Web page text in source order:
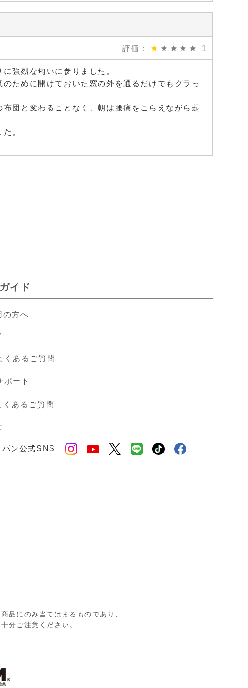
評価： 1
強烈な匂いに参りました。
ために開けておいた窓の外を通るだけでもクラっ
団と変わることなく、朝は腰痛をこらえながら起
。
イド
の方へ
くあるご質問
ポート
くあるご質問
パン公式SNS
品にのみ当てはまるものであり、
分ご注意ください。